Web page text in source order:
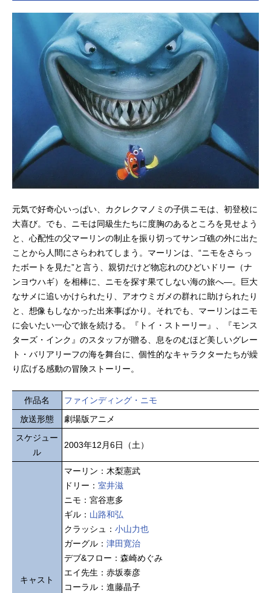
元気で好奇心いっぱい、カクレクマノミの子供ニモは、初登校に
大喜び。でも、ニモは同級生たちに度胸のあるところを見せよう
と、心配性の父マーリンの制止を振り切ってサンゴ礁の外に出た
ことから人間にさらわれてしまう。マーリンは、“ニモをさらっ
たボートを見た”と言う、親切だけど物忘れのひどいドリー（ナ
ンヨウハギ）を相棒に、ニモを探す果てしない海の旅へ―。巨大
なサメに追いかけられたり、アオウミガメの群れに助けられたり
と、想像もしなかった出来事ばかり。それでも、マーリンはニモ
に会いたい一心で旅を続ける。『トイ・ストーリー』、『モンス
ターズ・インク』のスタッフが贈る、息をのむほど美しいグレー
ト・バリアリーフの海を舞台に、個性的なキャラクターたちが繰
り広げる感動の冒険ストーリー。
作品名
ファインディング・ニモ
放送形態
劇場版アニメ
スケジュー
ル
2003年12月6日（土）
キャスト
マーリン：木梨憲武
ドリー： 室井滋
ニモ：宮谷恵多
ギル： 山路和弘
クラッシュ： 小山力也
ガーグル： 津田寛治
デブ&フロー：森崎めぐみ
エイ先生：赤坂泰彦
コーラル：進藤晶子